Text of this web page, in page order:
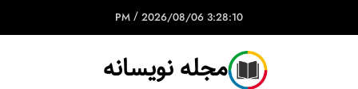
3:28:10 PM
/ 2026/08/06
مجله نویسانه